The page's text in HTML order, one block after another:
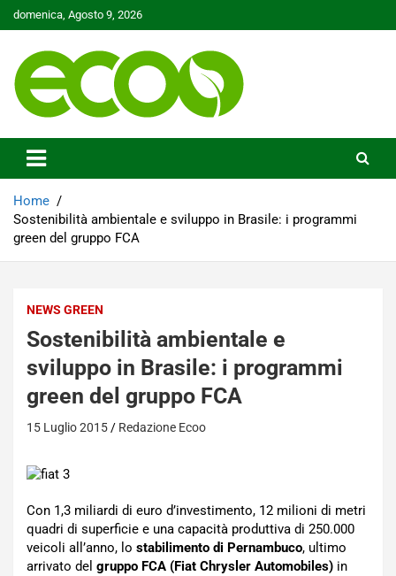
Skip
to
domenica, Agosto 9, 2026
Ecoo.it
Home
Sostenibilità ambientale e sviluppo in Brasile: i programmi
green del gruppo FCA
NEWS GREEN
Sostenibilità ambientale e
sviluppo in Brasile: i programmi
green del gruppo FCA
15 Luglio 2015 Redazione Ecoo
Con 1,3 miliardi di euro d’investimento, 12 milioni di metri
quadri di superficie e una capacità produttiva di 250.000
veicoli all’anno, lo stabilimento di Pernambuco, ultimo
arrivato del gruppo FCA (Fiat Chrysler Automobiles) in